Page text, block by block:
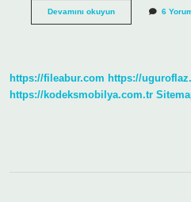
Devamını okuyunCam
6
https://fileabur.com https://
https://kodeksmobilya.com.tr